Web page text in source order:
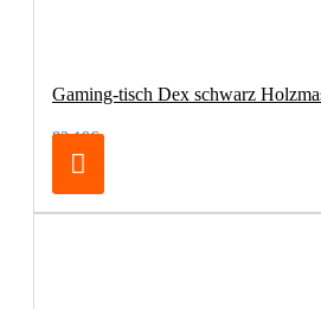
Gaming-tisch Dex schwarz
83,19€